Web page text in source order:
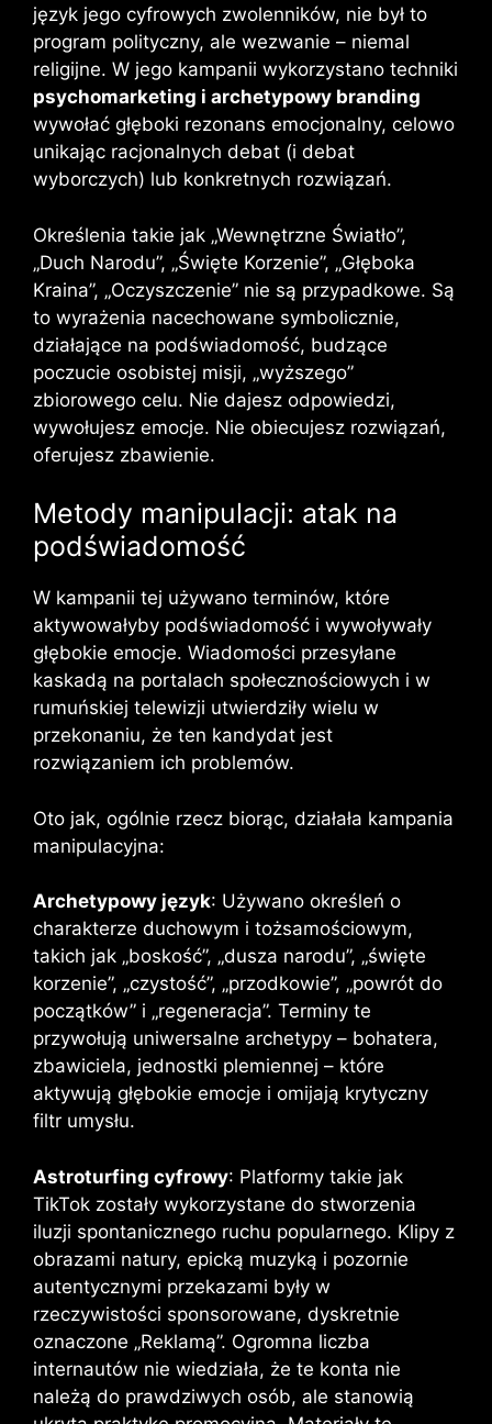
język jego cyfrowych zwolenników, nie był to
program polityczny, ale wezwanie – niemal
religijne. W jego kampanii wykorzystano techniki
psychomarketing i archetypowy branding
wywołać głęboki rezonans emocjonalny, celowo
unikając racjonalnych debat (i debat
wyborczych) lub konkretnych rozwiązań.
Określenia takie jak „Wewnętrzne Światło”,
„Duch Narodu”, „Święte Korzenie”, „Głęboka
Kraina”, „Oczyszczenie” nie są przypadkowe. Są
to wyrażenia nacechowane symbolicznie,
działające na podświadomość, budzące
poczucie osobistej misji, „wyższego”
zbiorowego celu. Nie dajesz odpowiedzi,
wywołujesz emocje. Nie obiecujesz rozwiązań,
oferujesz zbawienie.
Metody manipulacji: atak na
podświadomość
W kampanii tej używano terminów, które
aktywowałyby podświadomość i wywoływały
głębokie emocje. Wiadomości przesyłane
kaskadą na portalach społecznościowych i w
rumuńskiej telewizji utwierdziły wielu w
przekonaniu, że ten kandydat jest
rozwiązaniem ich problemów.
Oto jak, ogólnie rzecz biorąc, działała kampania
manipulacyjna:
Archetypowy język: Używano określeń o
charakterze duchowym i tożsamościowym,
takich jak „boskość”, „dusza narodu”, „święte
korzenie”, „czystość”, „przodkowie”, „powrót do
początków” i „regeneracja”. Terminy te
przywołują uniwersalne archetypy – bohatera,
zbawiciela, jednostki plemiennej – które
aktywują głębokie emocje i omijają krytyczny
filtr umysłu.
Astroturfing cyfrowy: Platformy takie jak
TikTok zostały wykorzystane do stworzenia
iluzji spontanicznego ruchu popularnego. Klipy z
obrazami natury, epicką muzyką i pozornie
autentycznymi przekazami były w
rzeczywistości sponsorowane, dyskretnie
oznaczone „Reklamą”. Ogromna liczba
internautów nie wiedziała, że ​​te konta nie
należą do prawdziwych osób, ale stanowią